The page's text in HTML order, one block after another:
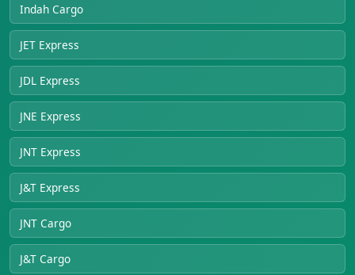
Indah Cargo
JET Express
JDL Express
JNE Express
JNT Express
J&T Express
JNT Cargo
J&T Cargo